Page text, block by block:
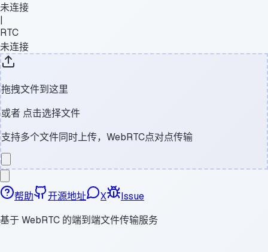
未连接
|
RTC
未连接
拖拽文件到这里
或者 点击选择文件
支持多个文件同时上传，WebRTC点对点传输
帮助 开源地址 X
Issue
基于 WebRTC 的端到端文件传输服务